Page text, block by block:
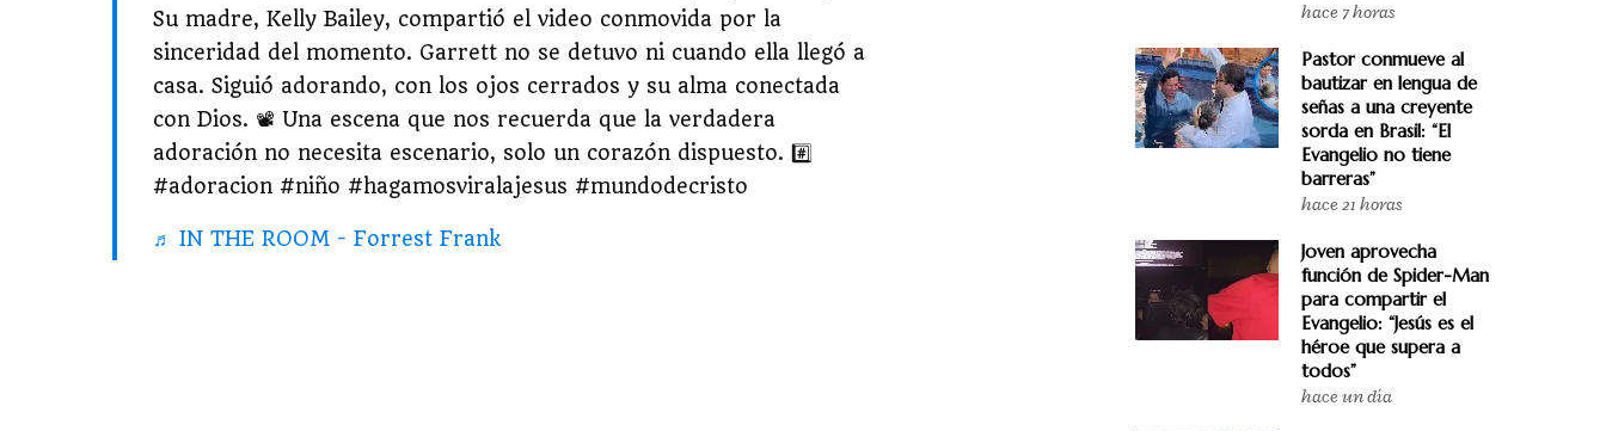
Su madre, Kelly Bailey, compartió el video conmovida por la
sinceridad del momento. Garrett no se detuvo ni cuando ella llegó a
casa. Siguió adorando, con los ojos cerrados y su alma conectada
con Dios. 📽️ Una escena que nos recuerda que la verdadera
adoración no necesita escenario, solo un corazón dispuesto. #️⃣
#adoracion #niño #hagamosviralajesus #mundodecristo
♬ IN THE ROOM - Forrest Frank
hace 7 horas
Pastor conmueve al
bautizar en lengua de
señas a una creyente
sorda en Brasil: “El
Evangelio no tiene
barreras”
hace 21 horas
Joven aprovecha
función de Spider-Man
para compartir el
Evangelio: “Jesús es el
héroe que supera a
todos”
hace un día